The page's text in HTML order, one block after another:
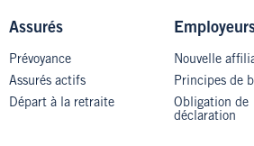
Assurés
Prévoyance
Assurés actifs
Départ à la retraite
Nouvelle
Principes de
Obligation de
déclaration